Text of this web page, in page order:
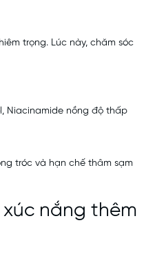
trọng. Lúc này, chăm sóc
Niacinamide nồng độ thấp
tróc và hạn chế thâm sạm
xúc nắng thêm